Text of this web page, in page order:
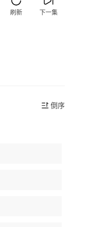
下一集
刷新
倒序